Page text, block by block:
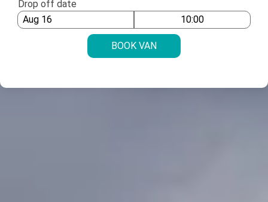
Drop off date
10:00
BOOK VAN